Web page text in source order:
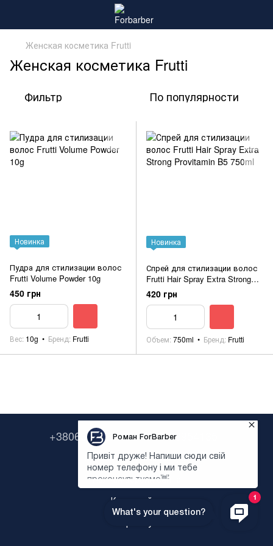
Женская косметика Frutti
Женская косметика Frutti
Фильтр По популярности
Новинка
Пудра для стилизации волос
Frutti Volume Powder 10g
450 грн
Вес 10g Бренд Frutti
Новинка
Спрей для стилизации волос
Frutti Hair Spray Extra Strong
Provitamin B5 750ml
420 грн
Объем 750ml Бренд Frutti
+380638322646 +380673954135
Контактная информация
Полная версия сайта
Карта сайта